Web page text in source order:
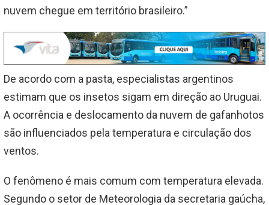
nuvem chegue em território brasileiro.”
De acordo com a pasta, especialistas argentinos
estimam que os insetos sigam em direção ao Uruguai.
A ocorrência e deslocamento da nuvem de gafanhotos
são influenciados pela temperatura e circulação dos
ventos.
O fenômeno é mais comum com temperatura elevada.
Segundo o setor de Meteorologia da secretaria gaúcha,